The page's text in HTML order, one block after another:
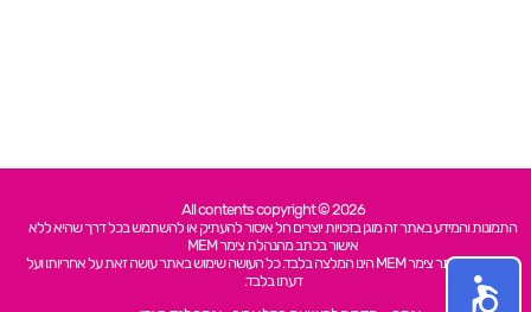
All contents copyright © 2026
התמונות והמידע באתר זה מוגן בזכויות יוצרים חל איסור להעתיק או להשתמש בכל דרך שהיא ללא
אישור בכתב מהנהלת צימר MEM
כל האמור באתר צימר MEM הינו המלצה בלבד. כל העושה שימוש באתר עושה זאת על אחריותו ועל
דעתו בלבד.